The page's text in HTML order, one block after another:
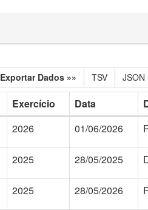
Exportar Dados »» TSV JSON
Exercício Data
2026 01/06/2026
2025 28/05/2025
2025 28/05/2026